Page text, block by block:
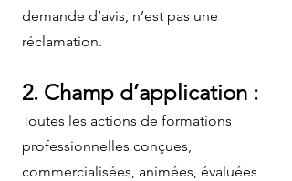
demande d’avis, n’est pas une
réclamation.
2. Champ d’application :
Toutes les actions de formations
professionnelles conçues,
commercialisées, animées, évaluées